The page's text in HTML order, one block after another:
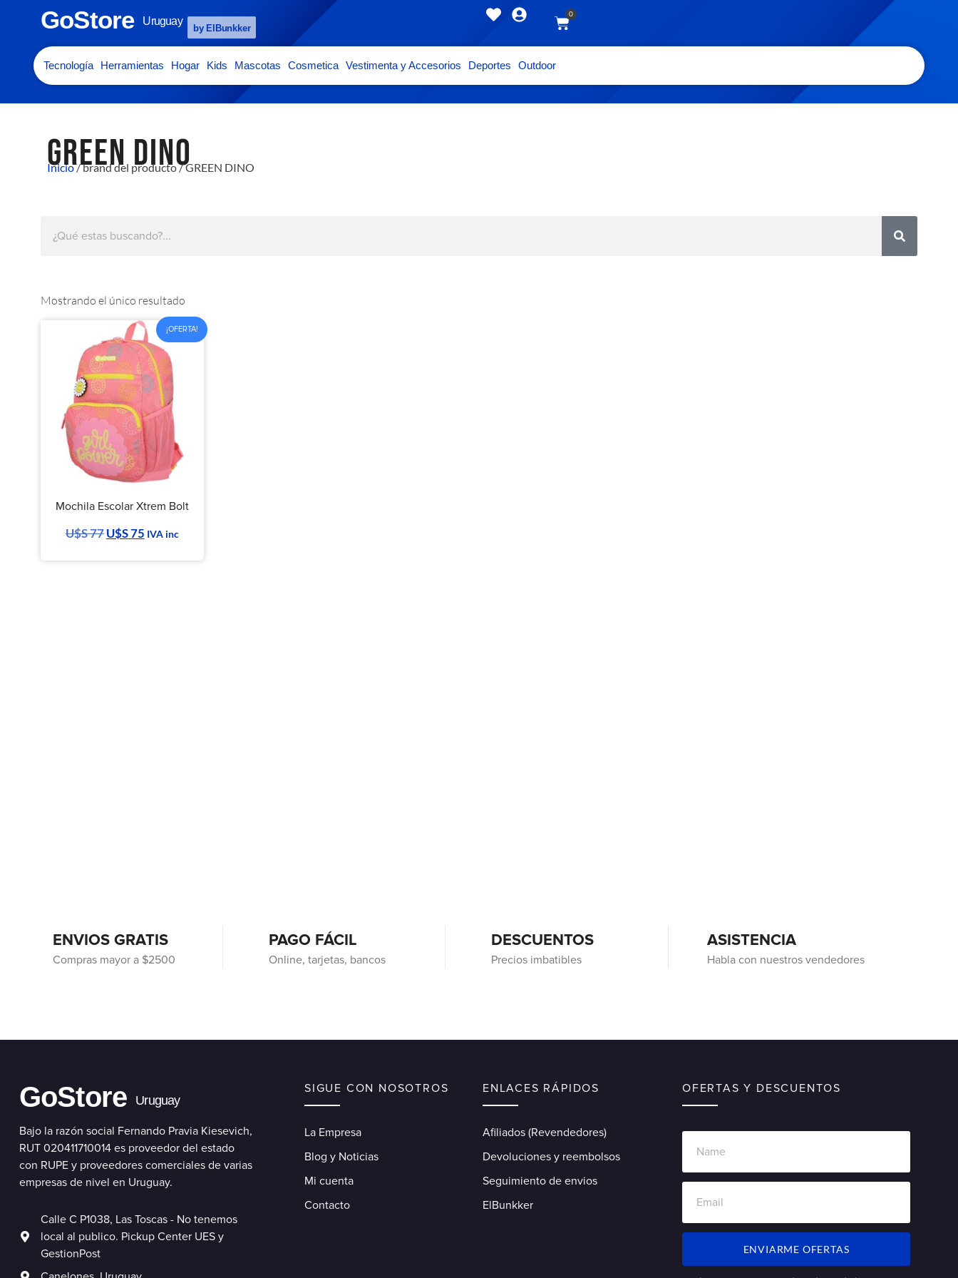
GoStore Uruguay
by ElBunkker
0
Tecnología Herramientas Hogar Kids Mascotas Cosmetica Vestimenta y Accesorios Deportes Outdoor
GREEN DINO
Inicio/ brand del producto / GREEN DINO
Mostrando el único resultado
¡OFERTA!
Mochila Escolar Xtrem Bolt
U$S77 U$S75 IVA inc
ENVIOS GRATIS
Compras mayor a $2500
PAGO FÁCIL
Online, tarjetas, bancos
DESCUENTOS
Precios imbatibles
ASISTENCIA
Habla con nuestros vendedores
GoStore Uruguay
Bajo la razón social Fernando Pravia Kiesevich,
RUT 020411710014 es proveedor del estado
con RUPE y proveedores comerciales de varias
empresas de nivel en Uruguay.
Calle C P1038, Las Toscas - No tenemos
local al publico. Pickup Center UES y
GestionPost
SIGUE CON NOSOTROS
La Empresa
Blog y Noticias
Mi cuenta
Contacto
ENLACES RÁPIDOS
Afiliados (Revendedores)
Devoluciones y reembolsos
Seguimiento de envios
ElBunkker
OFERTAS Y DESCUENTOS
ENVIARME OFERTAS